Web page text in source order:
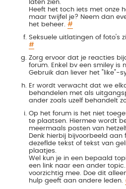
laten zien.
Heeft het toch iets met onze
maar twijfel je? Neem dan
het beheer. #
Seksuele uitlatingen of foto's
#
Zorg ervoor dat je reacties
forum. Enkel bv een smiley is
Gebruik dan liever het "like"-
Er wordt verwacht dat we
behandelen met als
ander zoals uzelf behandelt
Op het forum is het niet
te plaatsen. Hiermee wordt
meermaals posten van
Denk hierbij bijvoorbeeld aan
dezeflde tekst of tekst van
plaatjes.
Wel kun je in een bepaald
een link naar een ander
voorzichtig mee. Doe dit
hulp geeft aan andere leden.